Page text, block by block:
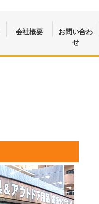
会社概要
お問い合わ
せ